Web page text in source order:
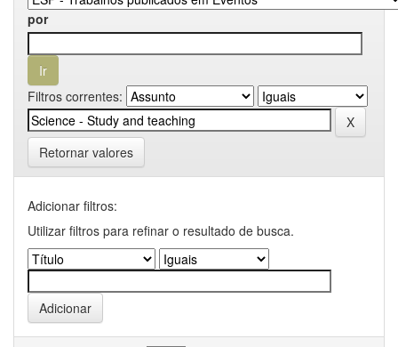
por
Filtros correntes:
Retornar valores
Adicionar filtros:
Utilizar filtros para refinar o resultado de busca.